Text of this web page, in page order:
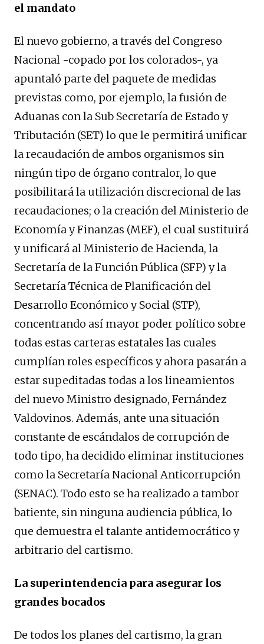
el mandato
El nuevo gobierno, a través del Congreso
Nacional -copado por los colorados-, ya
apuntaló parte del paquete de medidas
previstas como, por ejemplo, la fusión de
Aduanas con la Sub Secretaría de Estado y
Tributación (SET) lo que le permitirá unificar
la recaudación de ambos organismos sin
ningún tipo de órgano contralor, lo que
posibilitará la utilización discrecional de las
recaudaciones; o la creación del Ministerio de
Economía y Finanzas (MEF), el cual sustituirá
y unificará al Ministerio de Hacienda, la
Secretaría de la Función Pública (SFP) y la
Secretaría Técnica de Planificación del
Desarrollo Económico y Social (STP),
concentrando así mayor poder político sobre
todas estas carteras estatales las cuales
cumplían roles específicos y ahora pasarán a
estar supeditadas todas a los lineamientos
del nuevo Ministro designado, Fernández
Valdovinos. Además, ante una situación
constante de escándalos de corrupción de
todo tipo, ha decidido eliminar instituciones
como la Secretaría Nacional Anticorrupción
(SENAC). Todo esto se ha realizado a tambor
batiente, sin ninguna audiencia pública, lo
que demuestra el talante antidemocrático y
arbitrario del cartismo.
La superintendencia para asegurar los
grandes bocados
De todos los planes del cartismo, la gran